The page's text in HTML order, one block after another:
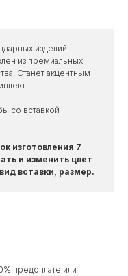
изделий
из премиальных
Станет акцентным
со вставкой
изготовления 7
и изменить цвет
вставки, размер.
предоплате или